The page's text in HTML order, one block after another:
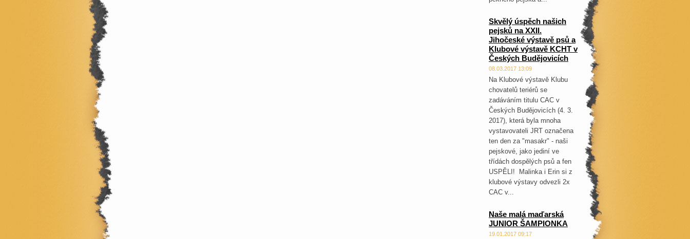
Skvělý úspěch našich
pejsků na XXII.
Jihočeské výstavě psů a
Klubové výstavě KCHT v
Českých Budějovicích
08.03.2017 13:09
Na Klubové výstavě Klubu
chovatelů teriérů se
zadáváním titulu CAC v
Českých Budějovicích (4. 3.
2017), která byla mnoha
vystavovateli JRT označena
ten den za "masakr" - naši
pejskové, jako jediní ve
třídách dospělých psů a fen
USPĚLI! Malinka i Erin si z
klubové výstavy odvezli 2x
CAC v...
Naše malá maďarská
JUNIOR ŠAMPIONKA
19.01.2017 09:17